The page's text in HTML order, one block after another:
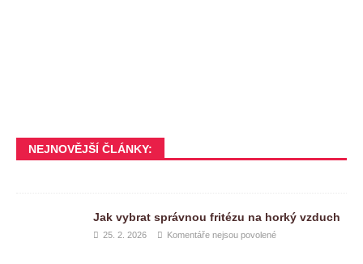
NEJNOVĚJŠÍ ČLÁNKY:
Jak vybrat správnou fritézu na horký vzduch
25. 2. 2026 Komentáře nejsou povolené